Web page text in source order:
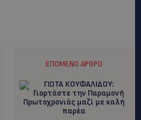
ΕΠΌΜΕΝΟ ΆΡΘΡΟ